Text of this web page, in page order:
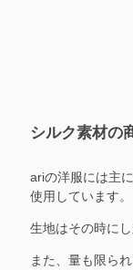
シルク素材の
ariの洋服には主
使用しています。
生地はその時に
また、量も限ら